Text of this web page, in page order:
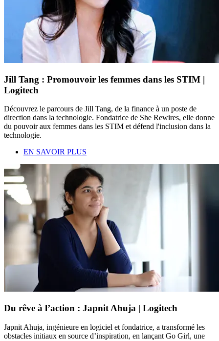
Jill Tang : Promouvoir les femmes dans les STIM |
Logitech
Découvrez le parcours de Jill Tang, de la finance à un poste de
direction dans la technologie. Fondatrice de She Rewires, elle donne
du pouvoir aux femmes dans les STIM et défend l'inclusion dans la
technologie.
EN SAVOIR PLUS
Du rêve à l’action : Japnit Ahuja | Logitech
Japnit Ahuja, ingénieure en logiciel et fondatrice, a transformé les
obstacles initiaux en source d’inspiration, en lançant Go Girl, une